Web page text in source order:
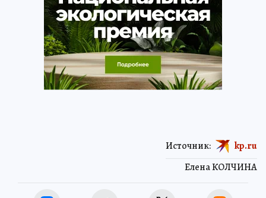
Елена КОЛЧИНА
Источник: kp.ru